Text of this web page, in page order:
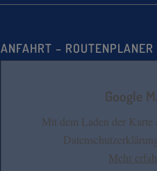
ANFAHRT – ROUTENPLANER
Google
Mit dem Laden der Karte
Mehr